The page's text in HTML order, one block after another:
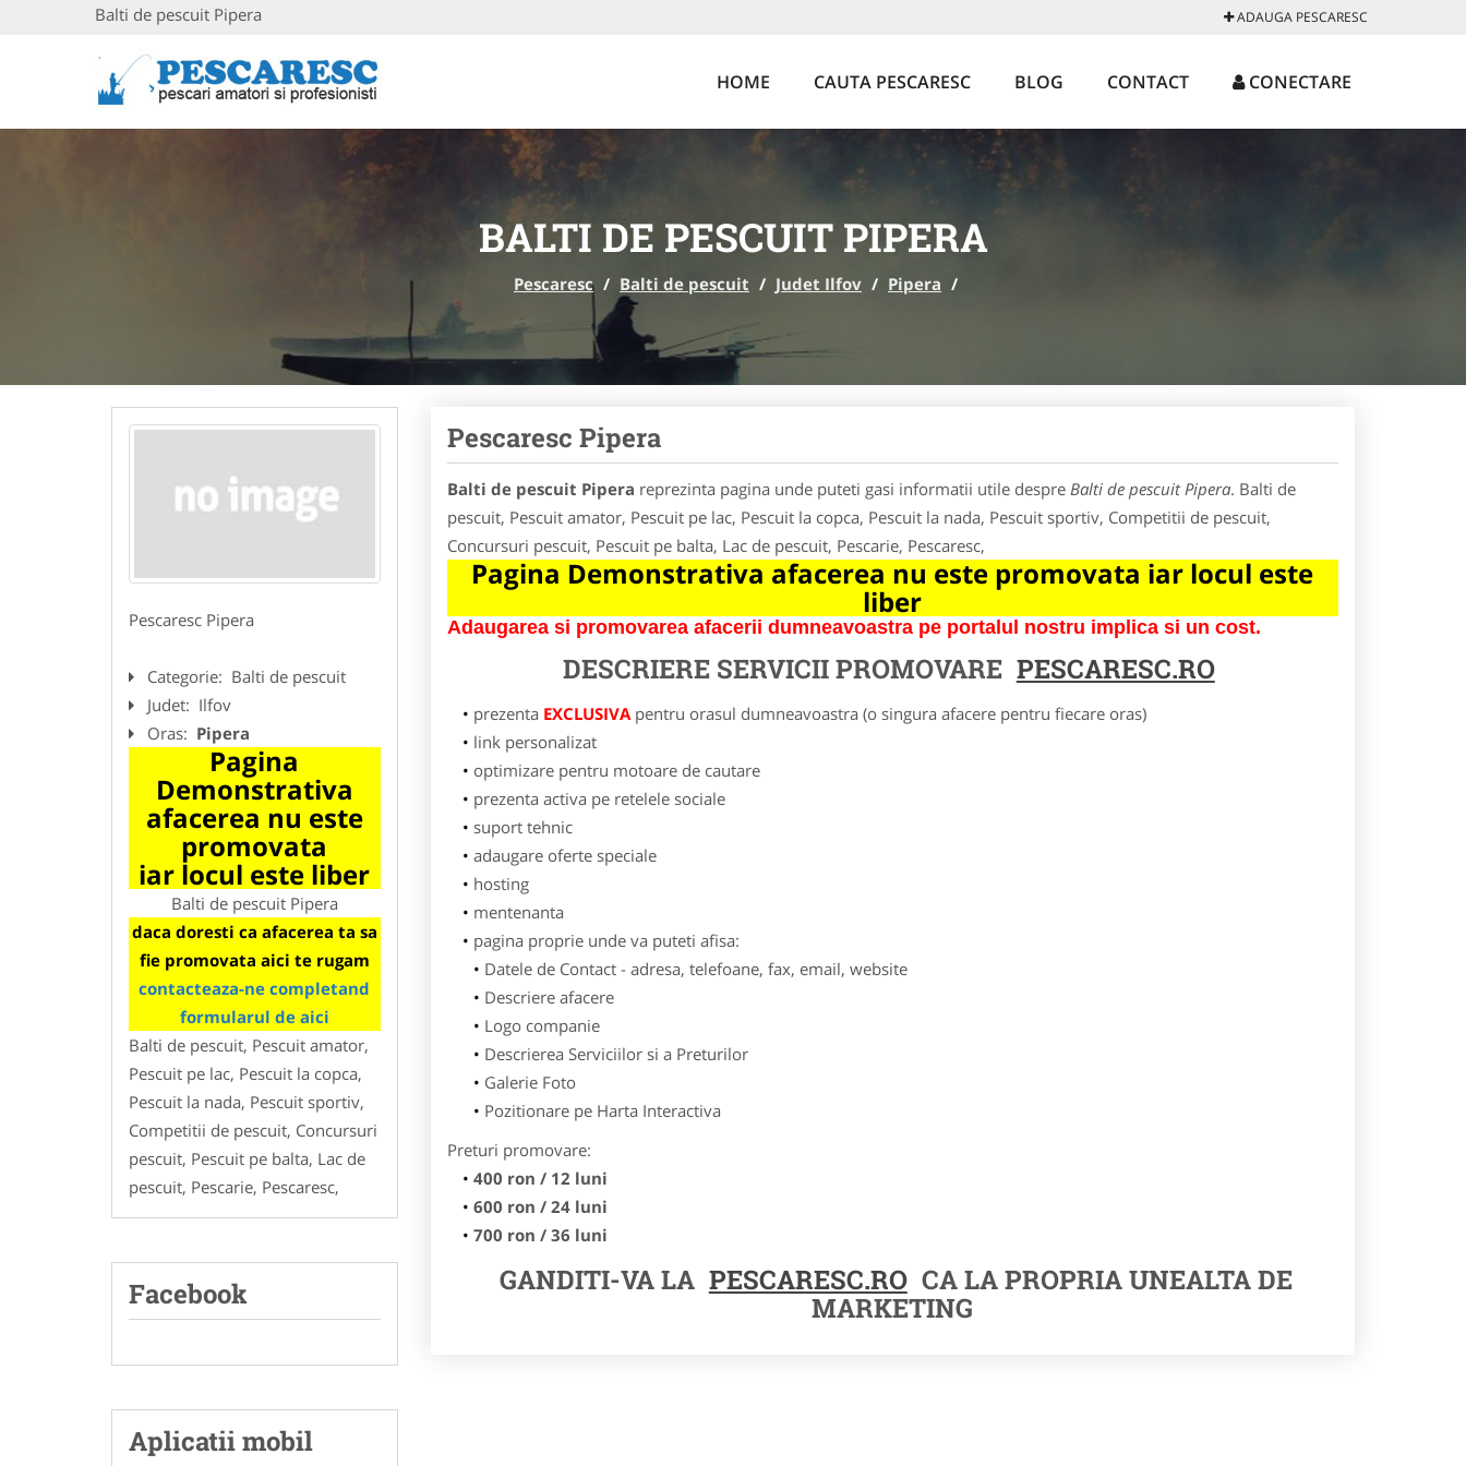
Balti de pescuit Pipera ADAUGA PESCARESC
HOME CAUTA PESCARESC BLOG CONTACT CONECTARE
BALTI DE PESCUIT PIPERA
Pescaresc / Balti de pescuit / Judet Ilfov / Pipera /
Pescaresc Pipera
Categorie: Balti de pescuit
Judet: Ilfov
Oras: Pipera
Pagina
Demonstrativa
afacerea nu este
promovata
iar locul este liber
Balti de pescuit Pipera
daca doresti ca afacerea ta sa
fie promovata aici te rugam
contacteaza-ne completand
formularul de aici
Balti de pescuit, Pescuit amator,
Pescuit pe lac, Pescuit la copca,
Pescuit la nada, Pescuit sportiv,
Competitii de pescuit, Concursuri
pescuit, Pescuit pe balta, Lac de
pescuit, Pescarie, Pescaresc,
Facebook
Aplicatii mobil
Pescaresc Pipera
Balti de pescuit Pipera reprezinta pagina unde puteti gasi informatii utile despre Balti de pescuit Pipera. Balti de
pescuit, Pescuit amator, Pescuit pe lac, Pescuit la copca, Pescuit la nada, Pescuit sportiv, Competitii de pescuit,
Concursuri pescuit, Pescuit pe balta, Lac de pescuit, Pescarie, Pescaresc,
Pagina Demonstrativa afacerea nu este promovata iar locul este
liber
Adaugarea si promovarea afacerii dumneavoastra pe portalul nostru implica si un cost.
DESCRIERE SERVICII PROMOVARE PESCARESC.RO
prezenta EXCLUSIVApentru orasul dumneavoastra (o singura afacere pentru fiecare oras)
link personalizat
optimizare pentru motoare de cautare
prezenta activa pe retelele sociale
suport tehnic
adaugare oferte speciale
hosting
mentenanta
pagina proprie unde va puteti afisa:
Datele de Contact - adresa, telefoane, fax, email, website
Descriere afacere
Logo companie
Descrierea Serviciilor si a Preturilor
Galerie Foto
Pozitionare pe Harta Interactiva
Preturi promovare:
400 ron / 12 luni
600 ron / 24 luni
700 ron / 36 luni
GANDITI-VA LA PESCARESC.RO CA LA PROPRIA UNEALTA DE
MARKETING